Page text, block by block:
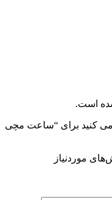
است.
می کنید برای “ساعت مچی
موردنیاز